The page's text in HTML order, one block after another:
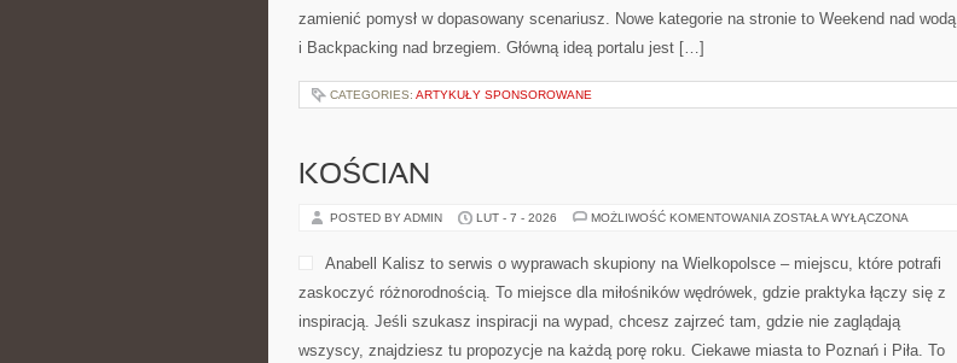
zamienić pomysł w dopasowany scenariusz. Nowe kategorie na stronie to Weekend nad wodą
i Backpacking nad brzegiem. Główną ideą portalu jest […]
CATEGORIES: ARTYKUŁY SPONSOROWANE
KOŚCIAN
POSTED BY ADMIN LUT - 7 - 2026 MOŻLIWOŚĆ KOMENTOWANIA KOŚCIAN
ZOSTAŁA WYŁĄCZONA
Anabell Kalisz to serwis o wyprawach skupiony na Wielkopolsce – miejscu, które potrafi
zaskoczyć różnorodnością. To miejsce dla miłośników wędrówek, gdzie praktyka łączy się z
inspiracją. Jeśli szukasz inspiracji na wypad, chcesz zajrzeć tam, gdzie nie zaglądają
wszyscy, znajdziesz tu propozycje na każdą porę roku. Ciekawe miasta to Poznań i Piła. To